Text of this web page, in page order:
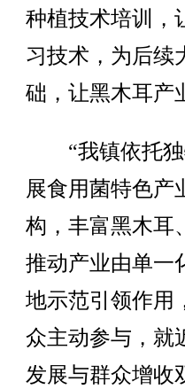
种植技术培训，
习技术，为后续
础，让黑木耳产
“我镇依托独
展食用菌特色产
构，丰富黑木耳
推动产业由单一
地示范引领作用
众主动参与，就
发展与群众增收